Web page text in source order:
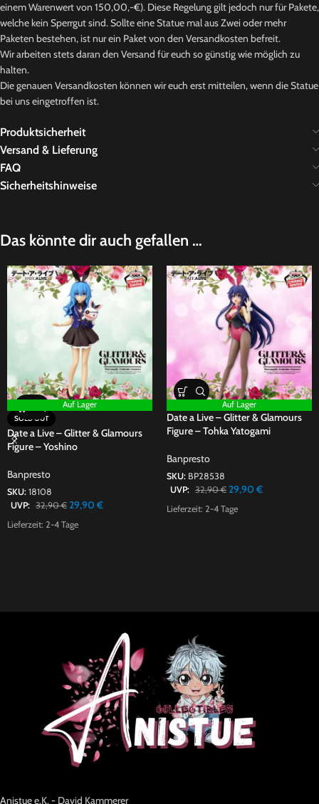
einem Warenwert von 150,00,-€). Diese Regelung gilt jedoch nur für Pakete,
welche kein Sperrgut sind. Sollte eine Statue mal aus Zwei oder mehr
Paketen bestehen, ist nur ein Paket von den Versandkosten befreit.
Wir arbeiten stets daran den Versand für euch so günstig wie möglich zu
halten.
Die genauen Versandkosten können wir euch erst mitteilen, wenn die Statue
bei uns eingetroffen ist.
Produktsicherheit
Versand & Lieferung
FAQ
Sicherheitshinweise
Das könnte dir auch gefallen …
Auf Lager
SOLD OUT
Date a Live – Glitter & Glamours
Figure – Yoshino
Banpresto
SKU: 18108
UVP: 32,90€ 29,90 €
Lieferzeit: 2-4 Tage
Auf Lager
Date a Live – Glitter & Glamours
Figure – Tohka Yatogami
Banpresto
SKU: BP28538
UVP: 32,90€ 29,90 €
Lieferzeit: 2-4 Tage
Anistue e.K. - David Kammerer